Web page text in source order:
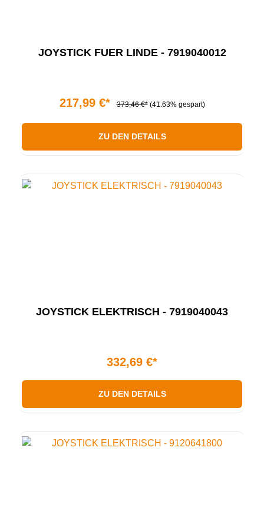
JOYSTICK FUER LINDE - 7919040012
217,99 €* 373,46 €* (41.63% gespart)
ZU DEN DETAILS
JOYSTICK ELEKTRISCH - 7919040043
332,69 €*
ZU DEN DETAILS